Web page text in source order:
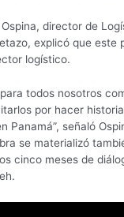
director de
explicó que este
logístico.
todos nosotros
por hacer
Panamá”, señaló
se materializó
cinco meses de